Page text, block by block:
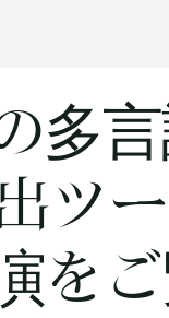
多
ツ
を